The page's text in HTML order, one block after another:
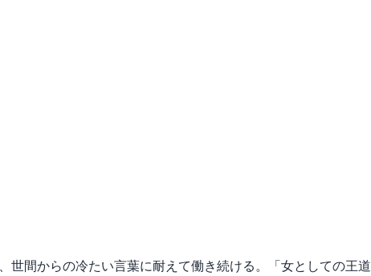
世間からの冷たい言葉に耐えて働き続ける。「女としての王道